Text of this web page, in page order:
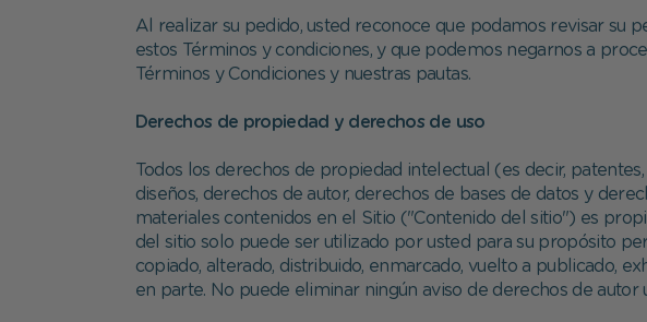
Al realizar su pedido, usted reconoce que podamos revisar su
estos Términos y condiciones, y que podemos negarnos a
Términos y Condiciones y nuestras pautas.
Derechos de propiedad y derechos de uso
Todos los derechos de propiedad intelectual (es decir,
diseños, derechos de autor, derechos de bases de datos y
materiales contenidos en el Sitio ("Contenido del sitio") es
del sitio solo puede ser utilizado por usted para su propósito
copiado, alterado, distribuido, enmarcado, vuelto a publicado,
en parte. No puede eliminar ningún aviso de derechos de